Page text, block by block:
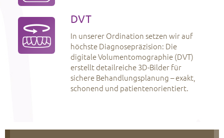
DVT
In unserer Ordination setzen wir auf
höchste Diagnosepräzision: Die
digitale Volumentomographie (DVT)
erstellt detailreiche 3D-Bilder für
sichere Behandlungsplanung – exakt,
schonend und patientenorientiert.